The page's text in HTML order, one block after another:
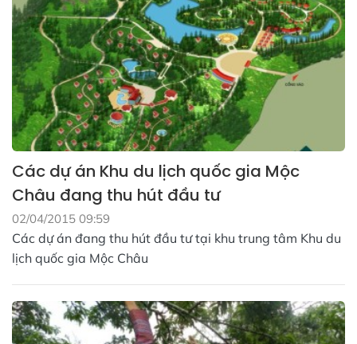
Các dự án Khu du lịch quốc gia Mộc
Châu đang thu hút đầu tư
02/04/2015 09:59
Các dự án đang thu hút đầu tư tại khu trung tâm Khu du
lịch quốc gia Mộc Châu